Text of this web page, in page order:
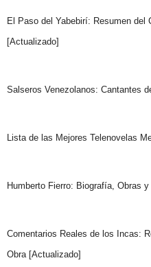
El Paso del Yabebirí: Resumen del
[Actualizado]
Salseros Venezolanos: Cantantes
Lista de las Mejores Telenovelas
Humberto Fierro: Biografía, Obras
Comentarios Reales de los Incas:
Obra [Actualizado]